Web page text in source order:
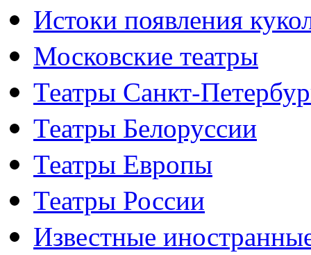
Истоки появления
Московские театры
Театры Санкт-
Театры Белоруссии
Театры Европы
Театры России
Известные